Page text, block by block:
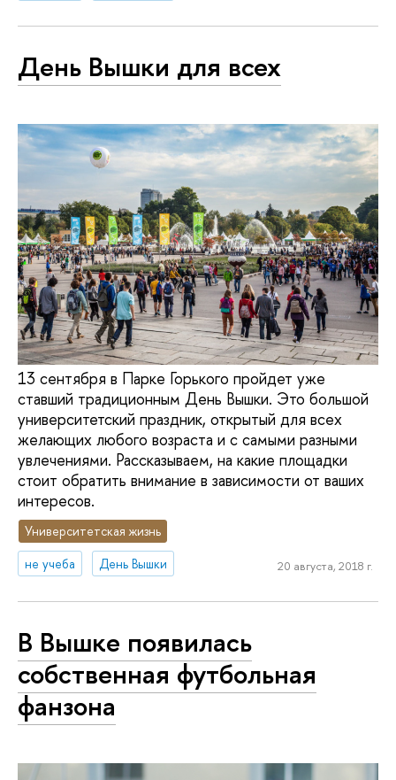
День Вышки для всех
13 сентября в Парке Горького пройдет уже
ставший традиционным День Вышки. Это большой
университетский праздник, открытый для всех
желающих любого возраста и с самыми разными
увлечениями. Рассказываем, на какие площадки
стоит обратить внимание в зависимости от ваших
интересов.
Университетская жизнь
не учеба
День Вышки 20 августа, 2018 г.
В Вышке появилась
собственная футбольная
фанзона